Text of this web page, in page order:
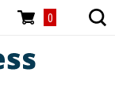
0